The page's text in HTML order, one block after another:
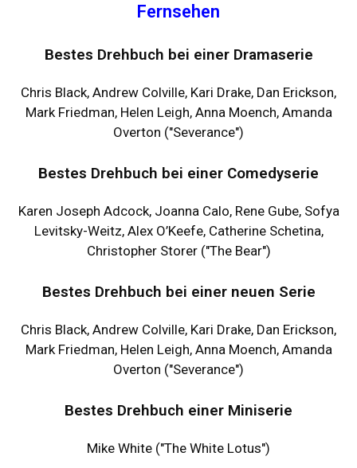
Fernsehen
Bestes Drehbuch bei einer Dramaserie
Chris Black, Andrew Colville, Kari Drake, Dan Erickson,
Mark Friedman, Helen Leigh, Anna Moench, Amanda
Overton ("Severance")
Bestes Drehbuch bei einer Comedyserie
Karen Joseph Adcock, Joanna Calo, Rene Gube, Sofya
Levitsky-Weitz, Alex O’Keefe, Catherine Schetina,
Christopher Storer ("The Bear")
Bestes Drehbuch bei einer neuen Serie
Chris Black, Andrew Colville, Kari Drake, Dan Erickson,
Mark Friedman, Helen Leigh, Anna Moench, Amanda
Overton ("Severance")
Bestes Drehbuch einer Miniserie
Mike White ("The White Lotus")